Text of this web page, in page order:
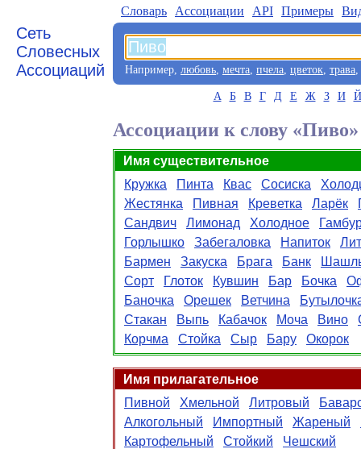
Сеть
Словесных
Ассоциаций
Словарь Aссоциации API Примеры
Например, любовь, мечта, пчела, цветок, трава,
А Б В Г Д Е Ж З И Й
Ассоциации к слову «Пиво»
Имя существительное
Кружка
Пинта Квас Сосиска
Жестянка
Пивная Креветка Ларёк
Сандвич
Лимонад Холодное
Горлышко
Забегаловка Напиток
Бармен
Закуска Брага Банк
Сорт
Глоток Кувшин Бар Бочка
Баночка
Орешек Ветчина
Стакан
Выпь Кабачок Моча Вино
Корчма
Стойка Сыр Бару Окорок
Имя прилагательное
Пивной
Хмельной Литровый
Алкогольный
Импортный Жареный
Картофельный
Стойкий Чешский